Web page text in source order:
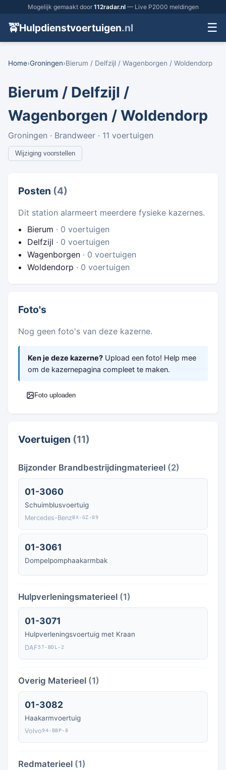
Mogelijk gemaakt door 112radar.nl— Live P2000 meldingen
🚖Hulpdienstvoertuigen.nl ☰
Home›Groningen›Bierum / Delfzijl / Wagenborgen / Woldendorp
Bierum / Delfzijl /
Wagenborgen / Woldendorp
Groningen · Brandweer · 11 voertuigen
Wijziging voorstellen
Posten (4)
Dit station alarmeert meerdere fysieke kazernes.
Bierum · 0 voertuigen
Delfzijl · 0 voertuigen
Wagenborgen · 0 voertuigen
Woldendorp · 0 voertuigen
Foto's
Nog geen foto's van deze kazerne.
Ken je deze kazerne? Upload een foto! Help mee
om de kazernepagina compleet te maken.
Foto uploaden
Voertuigen (11)
Bijzonder Brandbestrijdingmaterieel (2)
01-3060
Schuimblusvoertuig
Mercedes-BenzBX-GZ-09
01-3061
Dompelpomphaakarmbak
Hulpverleningsmaterieel (1)
01-3071
Hulpverleningsvoertuig met Kraan
DAF57-BDL-2
Overig Materieel (1)
01-3082
Haakarmvoertuig
Volvo94-BBP-8
Redmaterieel (1)